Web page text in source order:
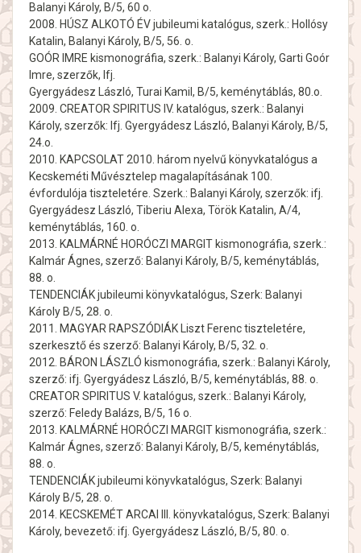
Balanyi Károly, B/5, 60 o.
2008. HÚSZ ALKOTÓ ÉV jubileumi katalógus, szerk.: Hollósy
Katalin, Balanyi Károly, B/5, 56. o.
GOÓR IMRE kismonográfia, szerk.: Balanyi Károly, Garti Goór
Imre, szerzők, Ifj.
Gyergyádesz László, Turai Kamil, B/5, keménytáblás, 80.o.
2009. CREATOR SPIRITUS IV. katalógus, szerk.: Balanyi
Károly, szerzők: Ifj. Gyergyádesz László, Balanyi Károly, B/5,
24.o.
2010. KAPCSOLAT 2010. három nyelvű könyvkatalógus a
Kecskeméti Művésztelep magalapításának 100.
évfordulója tiszteletére. Szerk.: Balanyi Károly, szerzők: ifj.
Gyergyádesz László, Tiberiu Alexa, Török Katalin, A/4,
keménytáblás, 160. o.
2013. KALMÁRNÉ HORÓCZI MARGIT kismonográfia, szerk.:
Kalmár Ágnes, szerző: Balanyi Károly, B/5, keménytáblás,
88. o.
TENDENCIÁK jubileumi könyvkatalógus, Szerk: Balanyi
Károly B/5, 28. o.
2011. MAGYAR RAPSZÓDIÁK Liszt Ferenc tiszteletére,
szerkesztő és szerző: Balanyi Károly, B/5, 32. o.
2012. BÁRON LÁSZLÓ kismonográfia, szerk.: Balanyi Károly,
szerző: ifj. Gyergyádesz László, B/5, keménytáblás, 88. o.
CREATOR SPIRITUS V. katalógus, szerk.: Balanyi Károly,
szerző: Feledy Balázs, B/5, 16 o.
2013. KALMÁRNÉ HORÓCZI MARGIT kismonográfia, szerk.:
Kalmár Ágnes, szerző: Balanyi Károly, B/5, keménytáblás,
88. o.
TENDENCIÁK jubileumi könyvkatalógus, Szerk: Balanyi
Károly B/5, 28. o.
2014. KECSKEMÉT ARCAI III. könyvkatalógus, Szerk: Balanyi
Károly, bevezető: ifj. Gyergyádesz László, B/5, 80. o.